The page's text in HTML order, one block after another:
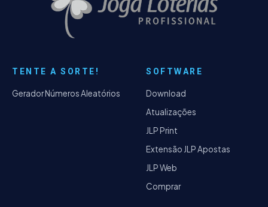
TENTE A SORTE!
Gerador Números Aleatórios
SOFTWARE
Download
Atualizações
JLP Print
Extensão JLP Apostas
JLP Web
Comprar